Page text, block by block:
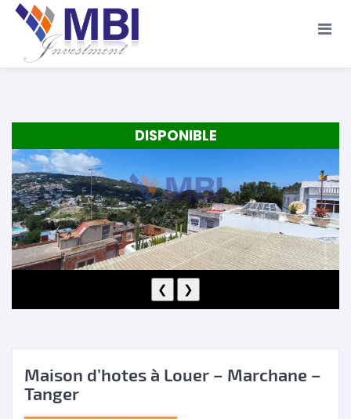
Terrains Location de Vacances Contact
DISPONIBLE
❮ ❯
Maison d’hotes à Louer – Marchane –
Tanger